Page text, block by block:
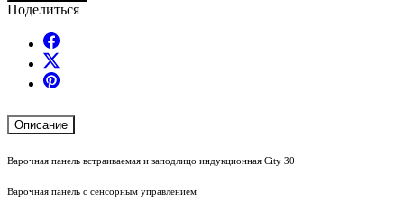
Поделиться
Описание
Варочная панель встраиваемая и заподлицо индукционная City 30
Варочная панель с сенсорным управлением